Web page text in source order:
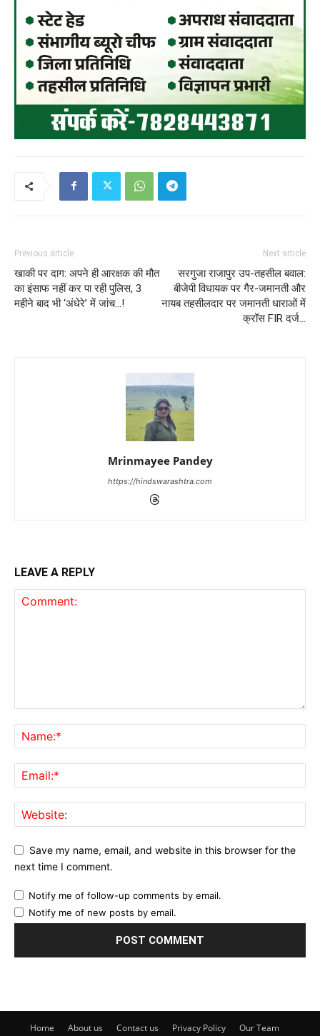
Previous article
खाकी पर दाग: अपने ही आरक्षक की मौत
का इंसाफ नहीं कर पा रही पुलिस, 3
महीने बाद भी ‘अंधेरे’ में जांच…!
Next article
सरगुजा राजापुर उप-तहसील बवाल:
बीजेपी विधायक पर गैर-जमानती और
नायब तहसीलदार पर जमानती धाराओं में
क्रॉस FIR दर्ज…
Mrinmayee Pandey
https://hindswarashtra.com
LEAVE A REPLY
Save my name, email, and website in this browser for the
next time I comment.
Notify me of follow-up comments by email.
Notify me of new posts by email.
Home About us Contact us Privacy Policy Our Team